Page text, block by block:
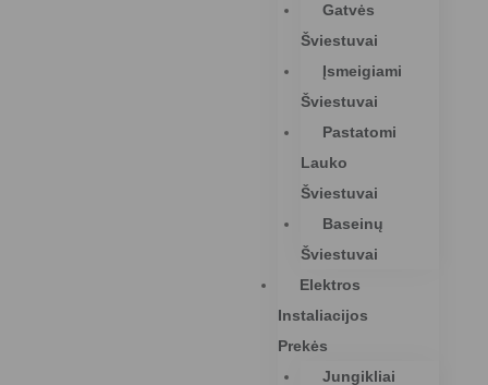
Gatvės
Šviestuvai
Įsmeigiami
Šviestuvai
Pastatomi
Lauko
Šviestuvai
Baseinų
Šviestuvai
Elektros
Instaliacijos
Prekės
Jungikliai